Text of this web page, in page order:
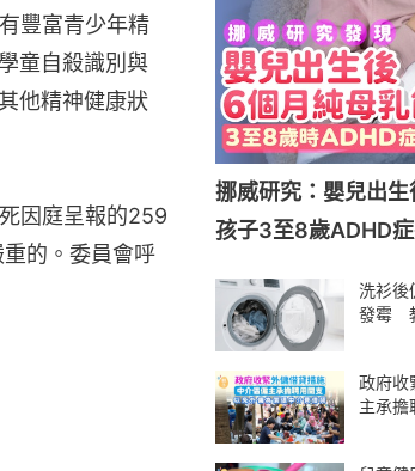
豐富青少年精
童自殺識別與
他精神健康狀
因庭呈報的259
的。委員會呼
挪威研究：嬰兒出
孩子3至8歲ADHD
洗衫後
發霉
政府
主承擔